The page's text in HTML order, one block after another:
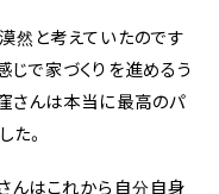
然と考えていたのです
じで家づくりを進めるう
さんは本当に最高のパ
た。
んはこれから自分自身